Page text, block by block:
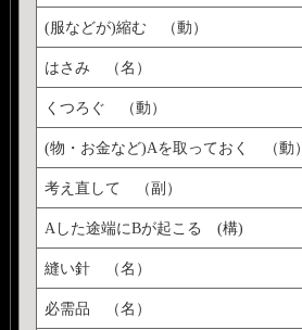
(服などが)縮む （動）
はさみ （名）
くつろぐ （動）
(物・お金など)Aを取っておく （動）
考え直して （副）
Aした途端にBが起こる (構)
縫い針 （名）
必需品 （名）